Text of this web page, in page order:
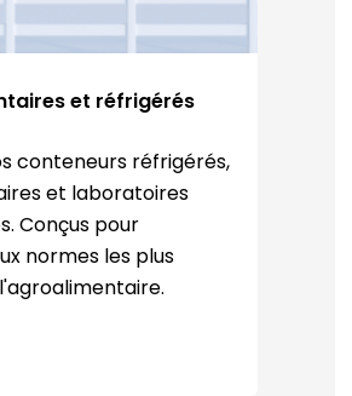
et réfrigérés
conteneurs réfrigérés,
et laboratoires
Conçus pour
normes les plus